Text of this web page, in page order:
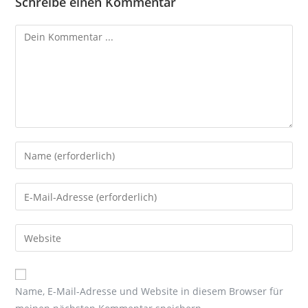
Kommentieren
Gib
deinen
Namen
oder
zum
Kommentieren
ein
Gib
deine
E-
Mail-
zum
Kommentieren
Gib
deine
Website-
URL
Name, E-Mail-Adresse und Website in diesem Browser für